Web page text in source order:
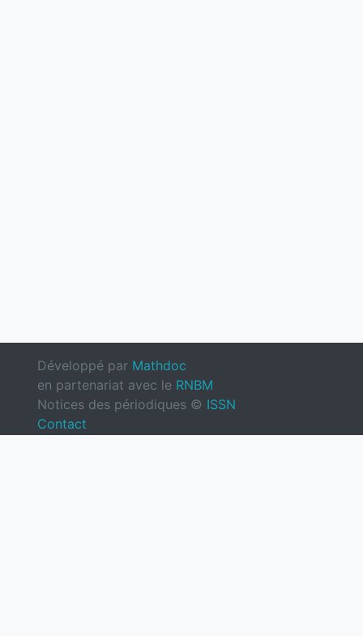
Développé par Mathdoc
en partenariat avec le RNBM
Notices des périodiques © ISSN
Contact